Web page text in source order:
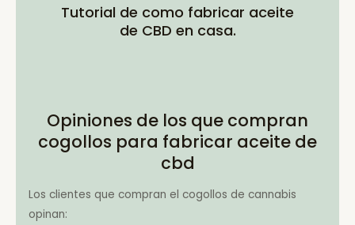
Tutorial de como fabricar aceite
de CBD en casa.
Opiniones de los que compran
cogollos para fabricar aceite de
cbd
Los clientes que compran el cogollos de cannabis
opinan: